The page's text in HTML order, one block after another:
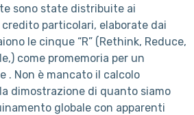
sono state distribuite ai
particolari, elaborate dai
le cinque “R” (Rethink, Reduce,
come promemoria per un
. Non è mancato il calcolo
dimostrazione di quanto siamo
globale con apparenti